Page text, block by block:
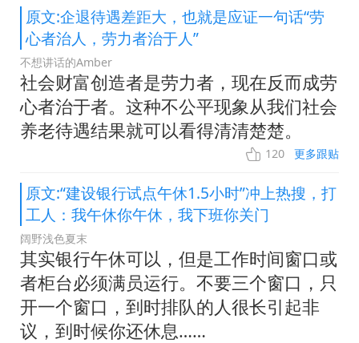
原文:企退待遇差距大，也就是应证一句话“劳
心者治人，劳力者治于人”
不想讲话的Amber
社会财富创造者是劳力者，现在反而成劳
心者治于者。这种不公平现象从我们社会
养老待遇结果就可以看得清清楚楚。
120 更多跟贴
原文:“建设银行试点午休1.5小时”冲上热搜，打
工人：我午休你午休，我下班你关门
阔野浅色夏末
其实银行午休可以，但是工作时间窗口或
者柜台必须满员运行。不要三个窗口，只
开一个窗口，到时排队的人很长引起非
议，到时候你还休息……